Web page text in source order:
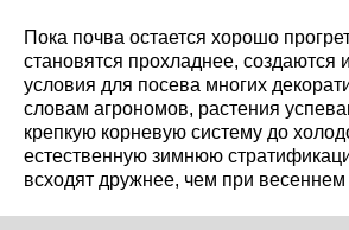
Пока почва остается хорошо
становятся прохладнее, создаются
условия для посева многих
словам агрономов, растения
крепкую корневую систему до
естественную зимнюю
всходят дружнее, чем при весеннем